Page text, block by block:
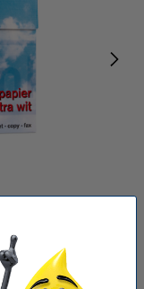
5 pakken (doos)